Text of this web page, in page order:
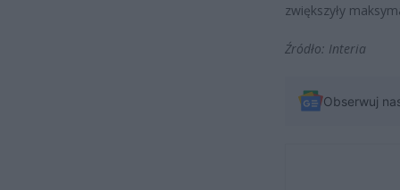
zwiększyły
Źródło: Interia
Obserwuj